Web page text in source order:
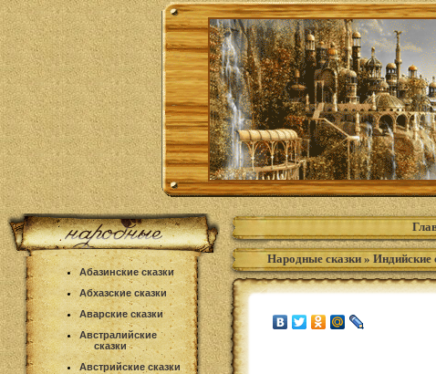
Абазинские сказки
Абхазские сказки
Аварские сказки
Австралийские
сказки
Австрийские сказки
Народные сказки » Индийские